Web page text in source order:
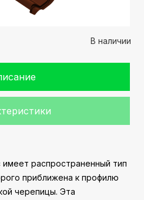
В наличии
распространенный тип
приближена к профилю
черепицы. Эта